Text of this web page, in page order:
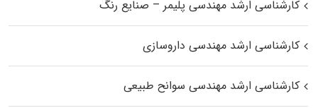
کارشناسی ارشد مهندسی پلیمر – صنایع رنگ
کارشناسی ارشد مهندسی داروسازی
کارشناسی ارشد مهندسی سوانح طبیعی